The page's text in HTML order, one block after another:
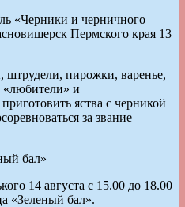
«Черники и черничного
Пермского края 13
штрудели, пирожки, варенье,
и
яства с черникой
за звание
бал»
14 августа с 15.00 до 18.00
«Зеленый бал».